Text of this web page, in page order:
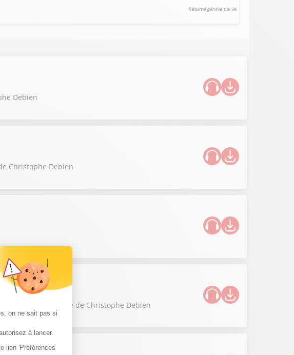
Résumé généré par IA
Debien
Christophe Debien
la chronique de Christophe Debien